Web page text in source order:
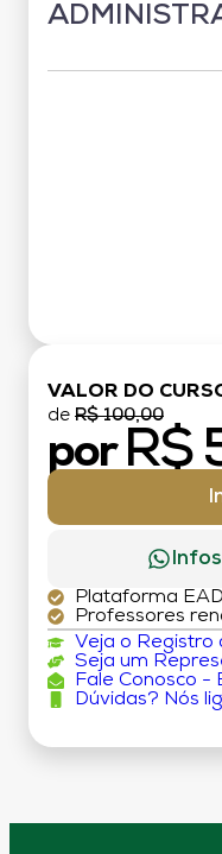
VALOR DO
de R$ 100,00
por R$
Plataforma
Professores
Veja o Registro
Seja um
Fale Conosco -
Dúvidas? Nós